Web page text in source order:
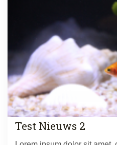
Test Nieuws 2